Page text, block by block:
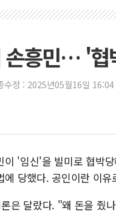
손흥민… '
수정 : 2025년05월16일 16:04
'임신'을 빌미로 협박
당했다. 공인이란 이
은 달랐다. "왜 돈을 줬